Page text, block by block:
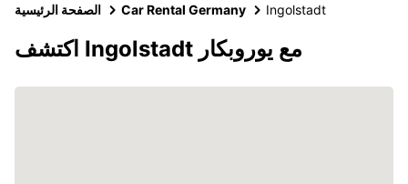
الصفحة الرئيسية Car Rental Germany Ingolstadt
اكتشف Ingolstadt مع يوروبكار